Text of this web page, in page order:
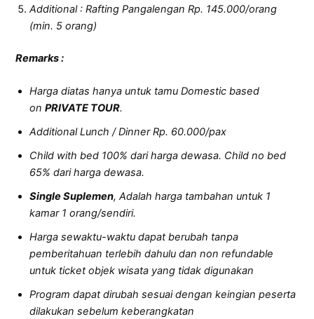
Additional : Rafting Pangalengan Rp. 145.000/orang
(min. 5 orang)
Remarks :
Harga diatas hanya untuk tamu Domestic based
onPRIVATE TOUR.
Additional Lunch / Dinner Rp. 60.000/pax
Child with bed 100% dari harga dewasa. Child no bed
65% dari harga dewasa.
Single Suplemen, Adalah harga tambahan untuk 1
kamar 1 orang/sendiri.
Harga sewaktu-waktu dapat berubah tanpa
pemberitahuan terlebih dahulu dan non refundable
untuk ticket objek wisata yang tidak digunakan
Program dapat dirubah sesuai dengan keingian peserta
dilakukan sebelum keberangkatan